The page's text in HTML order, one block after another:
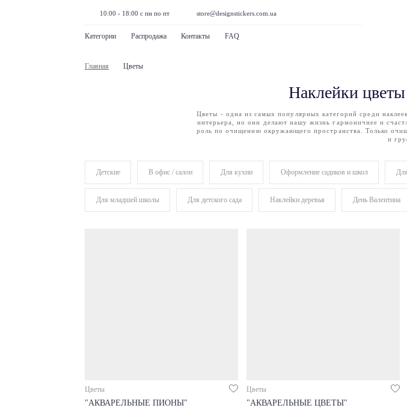
10:00 - 18:00 с пн по пт store@designstickers.com.ua
Категории Распродажа Контакты FAQ
Главная Цветы
Наклейки
Цветы - одна из самых популярных категорий среди
интерьера, но они делают нашу жизнь гармоничнее и
роль по очищению окружающего пространства. Только
и
Детские В офис / салон Для кухни Оформление садиков и школ
Для младшей школы Для детского сада Наклейки деревья День Валентина
Цветы
"АКВАРЕЛЬНЫЕ ПИОНЫ"
Цветы
"АКВАРЕЛЬНЫЕ ЦВЕТЫ"